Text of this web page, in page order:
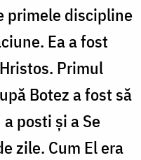
primele discipline
Ea a fost
Primul
Botez a fost să
posti şi a Se
zile. Cum El era